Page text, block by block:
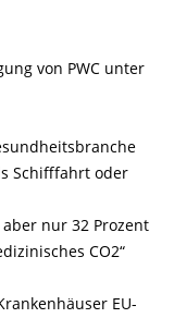
von PWC unter
Schifffahrt oder
nur 32 Prozent
CO2“
EU-